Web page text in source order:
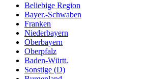
Beliebige Region
Bayer.-Schwaben
Franken
Niederbayern
Oberbayern
Oberpfalz
Baden-Württ.
Sonstige (D)